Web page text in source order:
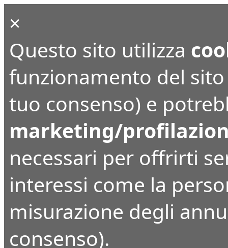
×
Questo sito utilizza
funzionamento del
tuo consenso) e
marketing/
necessari per offrirti
interessi come la
misurazione degli
consenso).